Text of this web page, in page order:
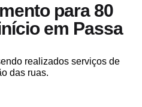
para 80
em Passa
realizados serviços de
das ruas.